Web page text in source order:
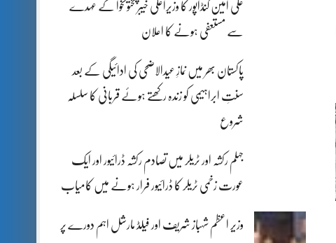
علی امین گنڈاپور کا وزیراعلیٰ خیبرپختونخوا کے عہدے
سے مستعفی ہونے کا اعلان
پاکستان بھر میں نمازِ عیدالاضحی کی ادائیگی کے بعد
سنتِ ابراہیمی کو زندہ رکھتے ہوئے قربانی کا سلسلہ
شروع
جہلم رکشہ اور ٹریلر میں تصادم رکشہ ڈرائیور اور ایک
عورت زخمی ٹریلر کا ڈرائیور فرار ہونے میں کامیاب
وزیر اعظم شہباز شریف اور فیلڈ مارشل اہم دورے پر